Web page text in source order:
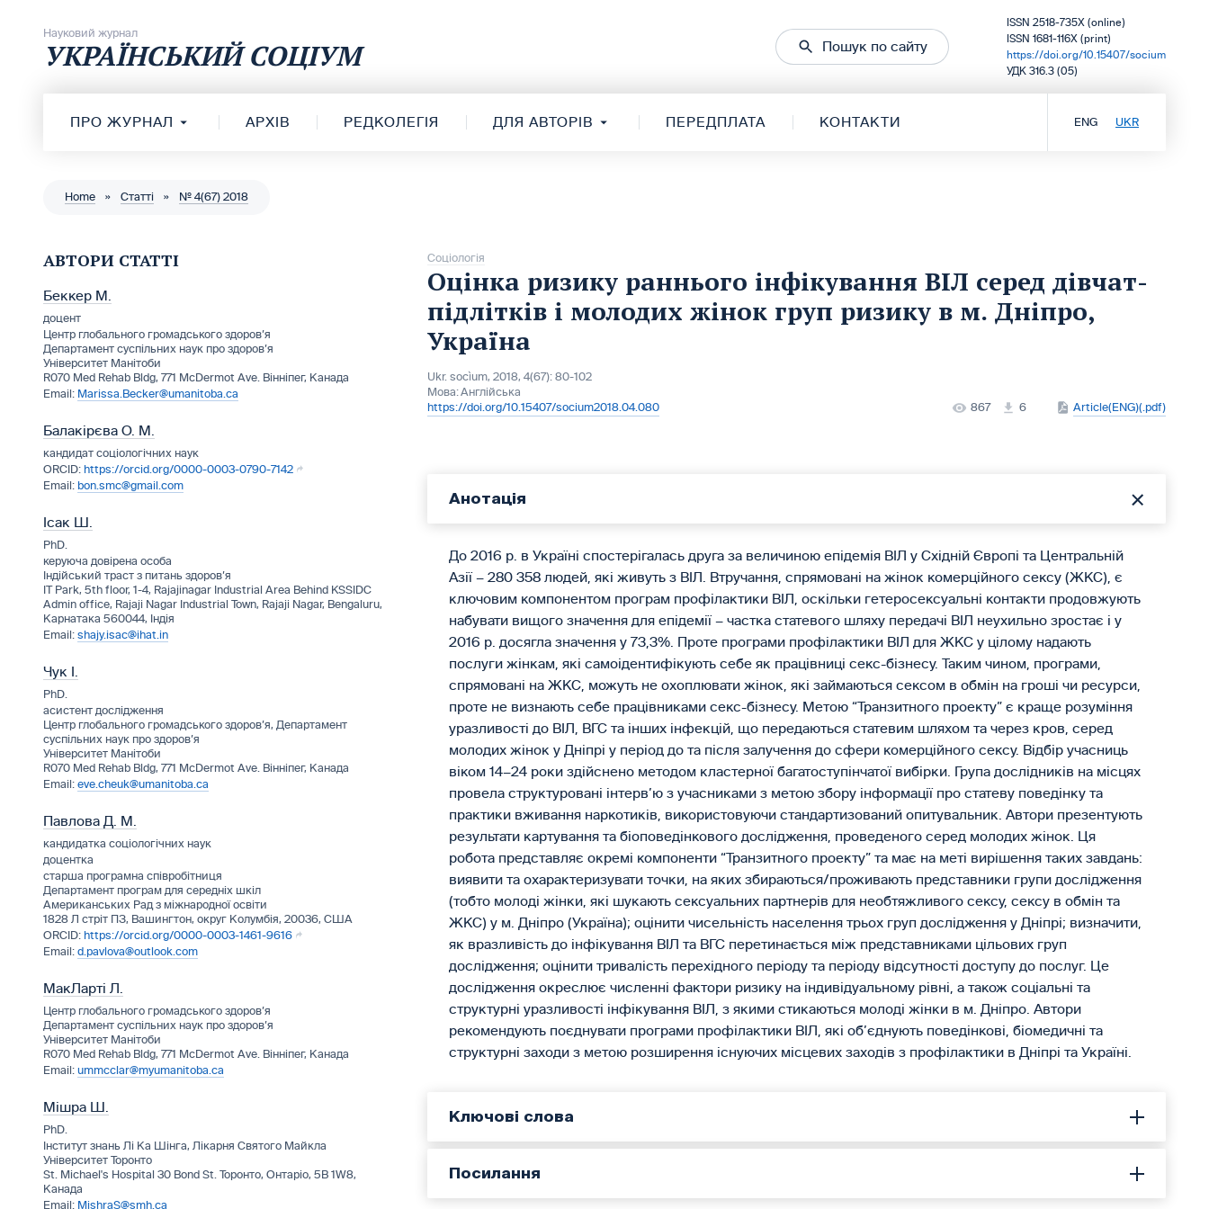
Науковий журнал
УКРАЇНСЬКИЙ СОЦІУМ Пошук по сайту
ISSN 2518-735X (online)
ISSN 1681-116X (print)
https://doi.org/10.15407/socium
УДК 316.3 (05)
ПРО ЖУРНАЛ АРХІВ РЕДКОЛЕГІЯ ДЛЯ АВТОРІВ ПЕРЕДПЛАТА КОНТАКТИ ENG UKR
Home » Статті » № 4(67) 2018
АВТОРИ СТАТТІ
Беккер М.
доцент
Центр глобального громадського здоров’я
Департамент суспільних наук про здоров’я
Університет Манітоби
R070 Med Rehab Bldg, 771 McDermot Ave. Вінніпег, Канада
Marissa.Becker@umanitoba.ca
Балакірєва О. М.
кандидат соціологічних наук
https://orcid.org/0000-0003-0790-7142
bon.smc@gmail.com
Ісак Ш.
PhD.
керуюча довірена особа
Індійський траст з питань здоров’я
IT Park, 5th floor, 1-4, Rajajinagar Industrial Area Behind KSSIDC
Admin office, Rajaji Nagar Industrial Town, Rajaji Nagar, Bengaluru,
Карнатака 560044, Індія
shajy.isac@ihat.in
Чук І.
PhD.
асистент дослідження
Центр глобального громадського здоров’я, Департамент
суспільних наук про здоров’я
Університет Манітоби
R070 Med Rehab Bldg, 771 McDermot Ave. Вінніпег, Канада
eve.cheuk@umanitoba.ca
Павлова Д. М.
кандидатка соціологічних наук
доцентка
старша програмна співробітниця
Департамент програм для середніх шкіл
Американських Рад з міжнародної освіти
1828 Л стріт ПЗ, Вашингтон, округ Колумбія, 20036, США
https://orcid.org/0000-0003-1461-9616
d.pavlova@outlook.com
МакЛарті Л.
Центр глобального громадського здоров’я
Департамент суспільних наук про здоров’я
Університет Манітоби
R070 Med Rehab Bldg, 771 McDermot Ave. Вінніпег, Канада
ummcclar@myumanitoba.ca
Мішра Ш.
PhD.
Інститут знань Лі Ка Шінга, Лікарня Святого Майкла
Університет Торонто
St. Michael's Hospital 30 Bond St. Торонто, Онтаріо, 5B 1W8,
Канада
MishraS@smh.ca
Соціологія
Оцінка ризику раннього інфікування ВІЛ серед дівчат-
підлітків і молодих жінок груп ризику в м. Дніпро,
Україна
Ukr. socìum, 2018, 4(67): 80-102
Мова:Англійська
https://doi.org/10.15407/socium2018.04.080
867 6 Article(ENG)(.pdf)
Анотація
До 2016 р. в Україні спостерігалась друга за величиною епідемія ВІЛ у Східній Європі та Центральній
Азії – 280 358 людей, які живуть з ВІЛ. Втручання, спрямовані на жінок комерційного сексу (ЖКС), є
ключовим компонентом програм профілактики ВІЛ, оскільки гетеросексуальні контакти продовжують
набувати вищого значення для епідемії – частка статевого шляху передачі ВІЛ неухильно зростає і у
2016 р. досягла значення у 73,3%. Проте програми профілактики ВІЛ для ЖКС у цілому надають
послуги жінкам, які самоідентифікують себе як працівниці секс-бізнесу. Таким чином, програми,
спрямовані на ЖКС, можуть не охоплювати жінок, які займаються сексом в обмін на гроші чи ресурси,
проте не визнають себе працівниками секс-бізнесу. Метою “Транзитного проекту” є краще розуміння
уразливості до ВІЛ, ВГС та інших інфекцій, що передаються статевим шляхом та через кров, серед
молодих жінок у Дніпрі у період до та після залучення до сфери комерційного сексу. Відбір учасниць
віком 14–24 роки здійснено методом кластерної багатоступінчатої вибірки. Група дослідників на місцях
провела структуровані інтерв’ю з учасниками з метою збору інформації про статеву поведінку та
практики вживання наркотиків, використовуючи стандартизований опитувальник. Автори презентують
результати картування та біоповедінкового дослідження, проведеного серед молодих жінок. Ця
робота представляє окремі компоненти “Транзитного проекту” та має на меті вирішення таких завдань:
виявити та охарактеризувати точки, на яких збираються/проживають представники групи дослідження
(тобто молоді жінки, які шукають сексуальних партнерів для необтяжливого сексу, сексу в обмін та
ЖКС) у м. Дніпро (Україна); оцінити чисельність населення трьох груп дослідження у Дніпрі; визначити,
як вразливість до інфікування ВІЛ та ВГС перетинається між представниками цільових груп
дослідження; оцінити тривалість перехідного періоду та періоду відсутності доступу до послуг. Це
дослідження окреслює численні фактори ризику на індивідуальному рівні, а також соціальні та
структурні уразливості інфікування ВІЛ, з якими стикаються молоді жінки в м. Дніпро. Автори
рекомендують поєднувати програми профілактики ВІЛ, які об’єднують поведінкові, біомедичні та
структурні заходи з метою розширення існуючих місцевих заходів з профілактики в Дніпрі та Україні.
Ключові слова
Посилання